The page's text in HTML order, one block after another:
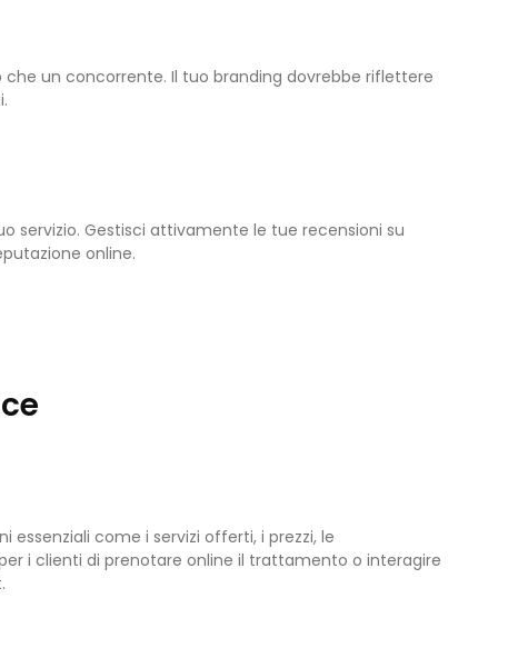
un concorrente. Il tuo branding dovrebbe riflettere
servizio. Gestisci attivamente le tue recensioni su
online.
come i servizi offerti, i prezzi, le
i clienti di prenotare online il trattamento o interagire